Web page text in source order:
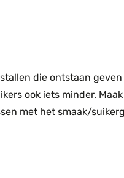
die ontstaan
ook iets minder.
met het smaak/